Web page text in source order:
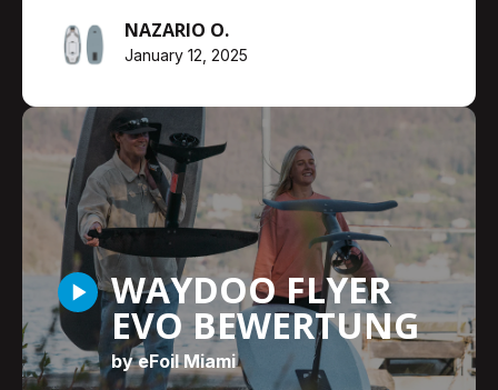
NAZARIO O.
January 12, 2025
WAYDOO FLYER
EVO BEWERTUNG
by eFoil Miami